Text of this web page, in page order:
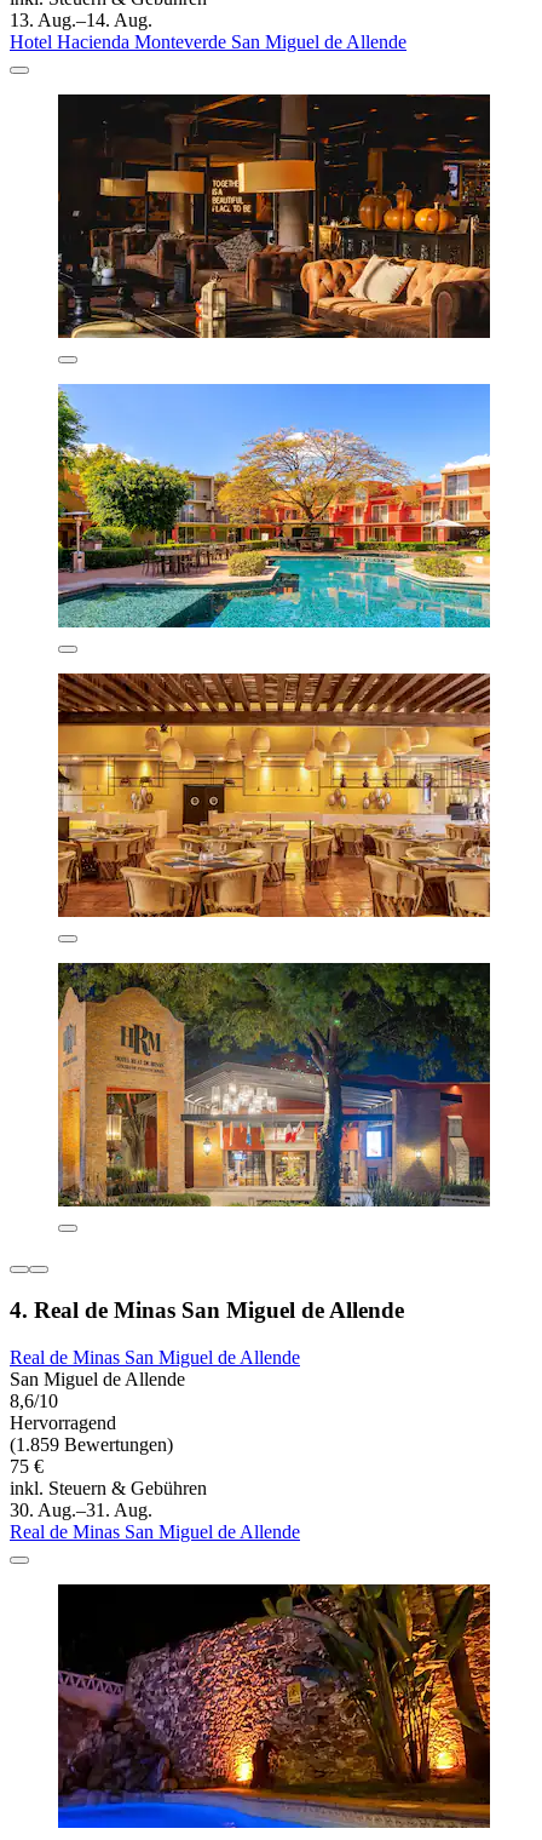
13. Aug.–14. Aug.
Hotel Hacienda Monteverde San Miguel de Allende
4. Real de Minas San Miguel de Allende
Real de Minas San Miguel de Allende
San Miguel de Allende
8,6/10
Hervorragend
(1.859 Bewertungen)
75 €
inkl. Steuern & Gebühren
30. Aug.–31. Aug.
Real de Minas San Miguel de Allende